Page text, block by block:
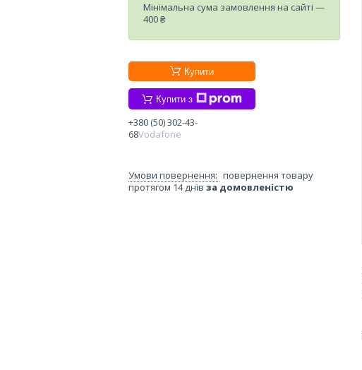
Мінімальна сума замовлення на сайті —
400 ₴
Купити
Купити з
+380 (50) 302-43-
68Vodafone
повернення товару
протягом 14 днів за домовленістю